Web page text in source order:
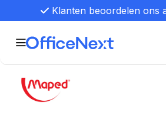
Klanten beoordelen ons